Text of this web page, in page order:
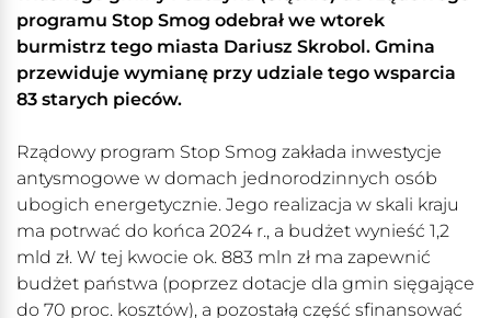
programu Stop Smog odebrał we wtorek
burmistrz tego miasta Dariusz Skrobol. Gmina
przewiduje wymianę przy udziale tego wsparcia
83 starych pieców.
Rządowy program Stop Smog zakłada inwestycje
antysmogowe w domach jednorodzinnych osób
ubogich energetycznie. Jego realizacja w skali kraju
ma potrwać do końca 2024 r., a budżet wynieść 1,2
mld zł. W tej kwocie ok. 883 mln zł ma zapewnić
budżet państwa (poprzez dotacje dla gmin sięgające
do 70 proc. kosztów), a pozostałą część sfinansować